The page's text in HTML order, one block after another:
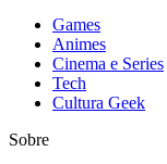
Games
Animes
Cinema e Series
Tech
Cultura Geek
Sobre